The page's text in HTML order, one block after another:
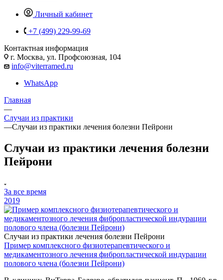
Личный кабинет
+7 (499) 229-99-69
Контактная информация
г. Москва, ул. Профсоюзная, 104
info@viterramed.ru
WhatsApp
Главная
—
Случаи из практики
—Случаи из практики лечения болезни Пейрони
Случаи из практики лечения болезни
Пейрони
За все время
2019
Случаи из практики лечения болезни Пейрони
Пример комплексного физиотерапевтического и
медикаментозного лечения фибропластической индурации
полового члена (болезни Пейрони)